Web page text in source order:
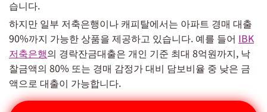
습니다.
하지만 일부 저축은행이나 캐피탈에서는 아파트 경매 대출
90%까지 가능한 상품을 제공하고 있습니다. 예를 들어 IBK
저축은행의 경락잔금대출은 개인 기준 최대 8억원까지, 낙
찰금액의 80% 또는 경매 감정가 대비 담보비율 중 낮은 금
액으로 대출이 가능합니다.